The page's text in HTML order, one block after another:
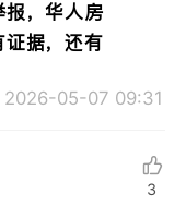
报，华人房
证据，还有
2026-05-07 09:31
3